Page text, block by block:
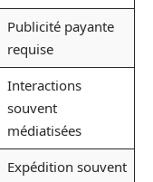
Publicité payante
requise
Interactions
souvent
médiatisées
Expédition souvent